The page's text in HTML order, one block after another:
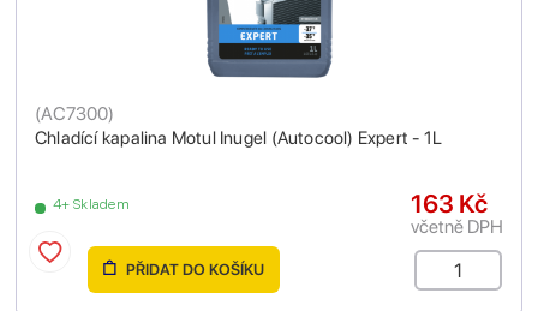
Chladící kapalina Motul Inugel (Autocool) Expert - 1L
(AC7300)
4+ Skladem 163 Kč
včetně DPH
PŘIDAT DO KOŠÍKU